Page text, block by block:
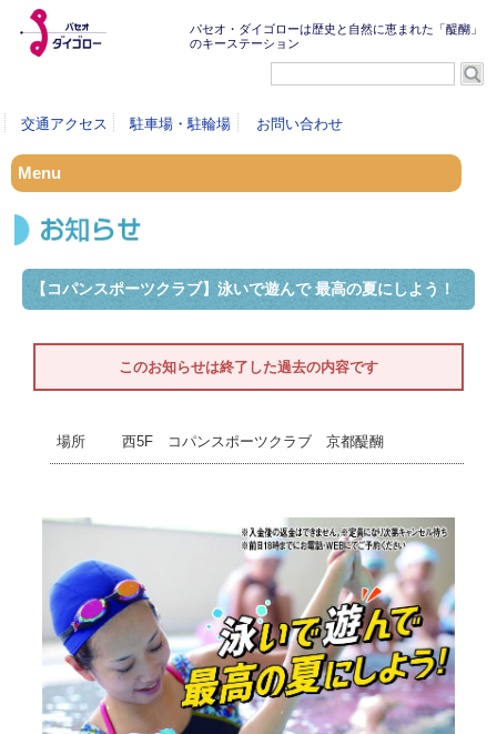
パセオ・ダイゴローは歴史と自然に恵まれた「醍醐」
のキーステーション
交通アクセス 駐車場・駐輪場 お問い合わせ
Menu
【コパンスポーツクラブ】泳いで遊んで 最高の夏にしよう！
このお知らせは終了した過去の内容です
場所 西5F コパンスポーツクラブ 京都醍醐